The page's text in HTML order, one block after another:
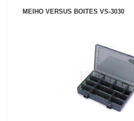
MEIHO VERSUS BOITES VS-3030
VOIR LE PRODUIT